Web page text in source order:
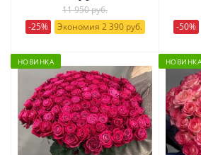
11 950 руб.
-25%
Экономия 2 390 руб.
-50%
НОВИНКА НОВИНКА